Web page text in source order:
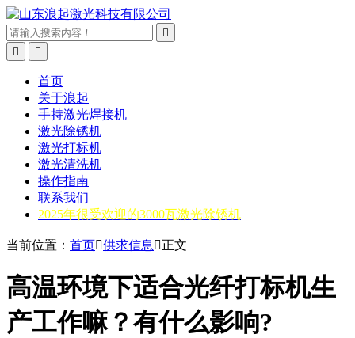



首页
关于浪起
手持激光焊接机
激光除锈机
激光打标机
激光清洗机
操作指南
联系我们
2025年很受欢迎的3000瓦激光除锈机
当前位置： 首页供求信息 正文
高温环境下适合光纤打标机生
产工作嘛？有什么影响?